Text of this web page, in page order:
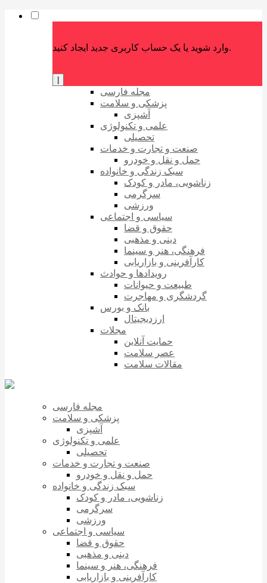
وارد شوید یا یک حساب کاربری جدید ایجاد کنید.
مجله فارسی
پزشکی و سلامت
آشپزی
علمی و تکنولوژی
تحصیلی
صنعت و تجارت و خدمات
حمل و نقل و خودرو
سبک زندگی و خانواده
زناشویی، مادر و کودک
سرگرمی
ورزشی
سیاسی و اجتماعی
حقوق و قضا
دینی و مذهبی
فرهنگی، هنر و سینما
کارآفرینی و بازاریابی
رویدادها و حوادث
طبیعت و حیوانات
گردشگری و مهاجرت
بانک و بورس
ارزدیجیتال
مجلات
حمایت آنلاین
عصر سلامت
مقالات سلامت
مجله فارسی
پزشکی و سلامت
آشپزی
علمی و تکنولوژی
تحصیلی
صنعت و تجارت و خدمات
حمل و نقل و خودرو
سبک زندگی و خانواده
زناشویی، مادر و کودک
سرگرمی
ورزشی
سیاسی و اجتماعی
حقوق و قضا
دینی و مذهبی
فرهنگی، هنر و سینما
کارآفرینی و بازاریابی